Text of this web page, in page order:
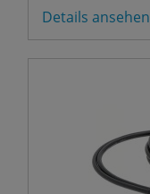
Details ansehen